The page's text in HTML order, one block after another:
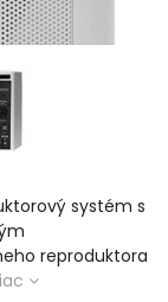
systém s
reproduktora